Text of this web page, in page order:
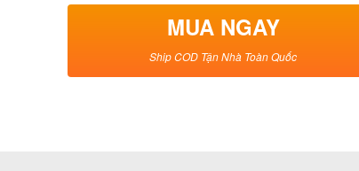
MUA NGAY
Ship COD Tận Nhà Toàn Quốc